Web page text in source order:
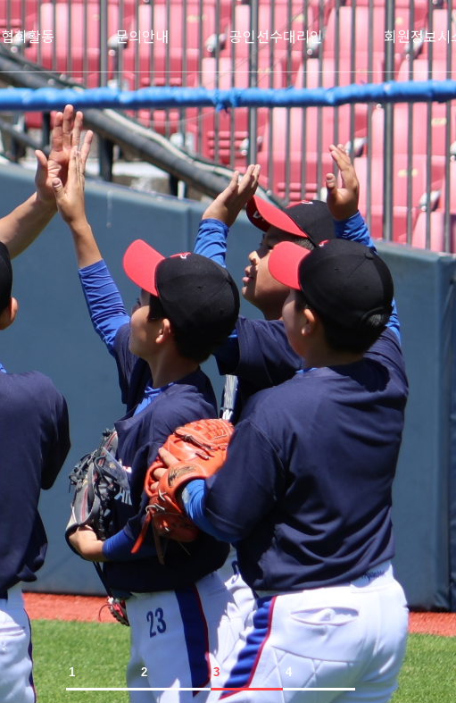
협회활동 문의안내 공인선수대리인 회원정보시
1 2 3 4